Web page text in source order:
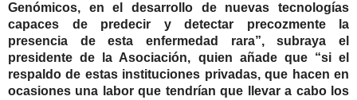
Genómicos, en el desarrollo de nuevas tecnologías
capaces de predecir y detectar precozmente la
presencia de esta enfermedad rara”, subraya el
presidente de la Asociación, quien añade que “si el
respaldo de estas instituciones privadas, que hacen en
ocasiones una labor que tendrían que llevar a cabo los